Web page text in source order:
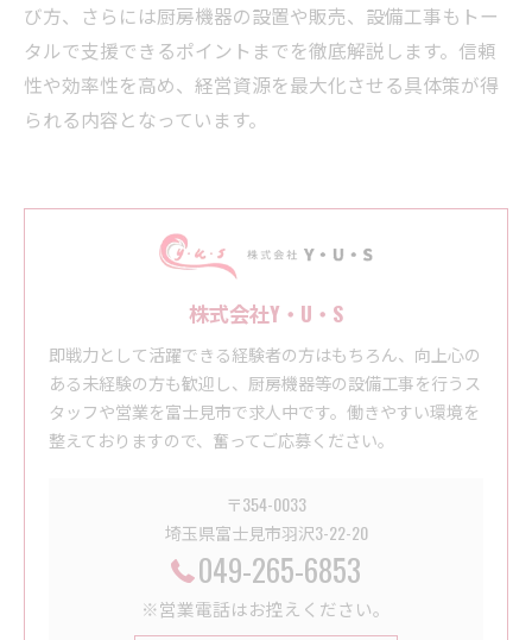
び方、さらには厨房機器の設置や販売、設備工事もトー
タルで支援できるポイントまでを徹底解説します。信頼
性や効率性を高め、経営資源を最大化させる具体策が得
られる内容となっています。
株式会社Y・U・S
即戦力として活躍できる経験者の方はもちろん、向上心の
ある未経験の方も歓迎し、厨房機器等の設備工事を行うス
タッフや営業を富士見市で求人中です。働きやすい環境を
整えておりますので、奮ってご応募ください。
〒354-0033
埼玉県富士見市羽沢3-22-20
049-265-6853
※営業電話はお控えください。